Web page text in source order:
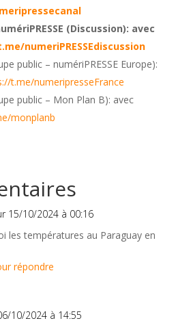
(Discussion): avec
numeriPRESSEdiscussion
public – numériPRESSE Europe):
t.me/numeripresseFrance
public – Mon Plan B): avec
monplanb
15/10/2024 à 00:16
les températures au Paraguay en
répondre
10/2024 à 14:55